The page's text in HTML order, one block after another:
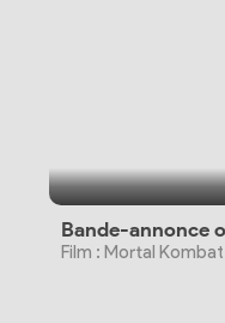
Bande-annonce
Film : Mortal Kombat